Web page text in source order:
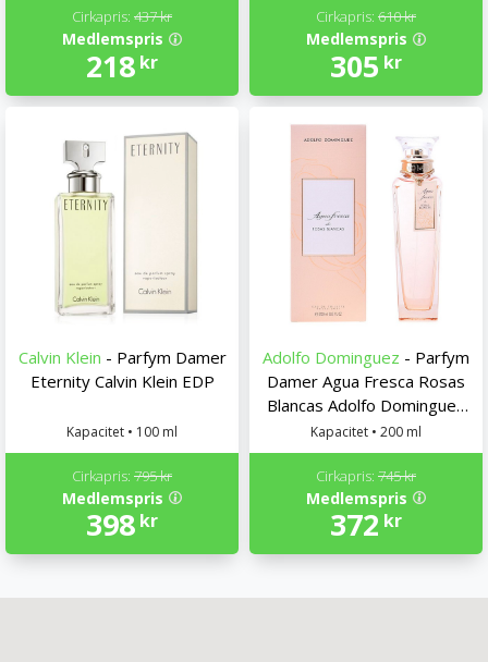
Medlemspris
218 kr
Cirkapris: 437 kr
Medlemspris
305 kr
Cirkapris: 610 kr
Calvin Klein - Parfym Damer
Eternity Calvin Klein EDP
Kapacitet • 100 ml
Medlemspris
398 kr
Cirkapris: 795 kr
Adolfo Dominguez - Parfym
Damer Agua Fresca Rosas
Blancas Adolfo Dominguez
EDT
Kapacitet • 200 ml
Medlemspris
372 kr
Cirkapris: 745 kr